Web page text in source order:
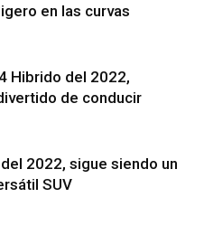
en las curvas
Hibrido del 2022,
de conducir
2022, sigue siendo un
SUV